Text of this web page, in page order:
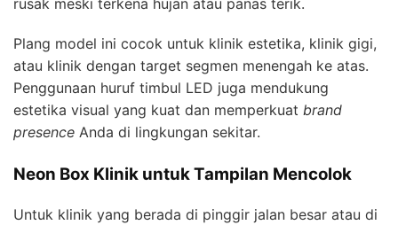
rusak meski terkena hujan atau panas terik.
Plang model ini cocok untuk klinik estetika, klinik gigi,
atau klinik dengan target segmen menengah ke atas.
Penggunaan huruf timbul LED juga mendukung
estetika visual yang kuat dan memperkuat brand
presence Anda di lingkungan sekitar.
Neon Box Klinik untuk Tampilan Mencolok
Untuk klinik yang berada di pinggir jalan besar atau di